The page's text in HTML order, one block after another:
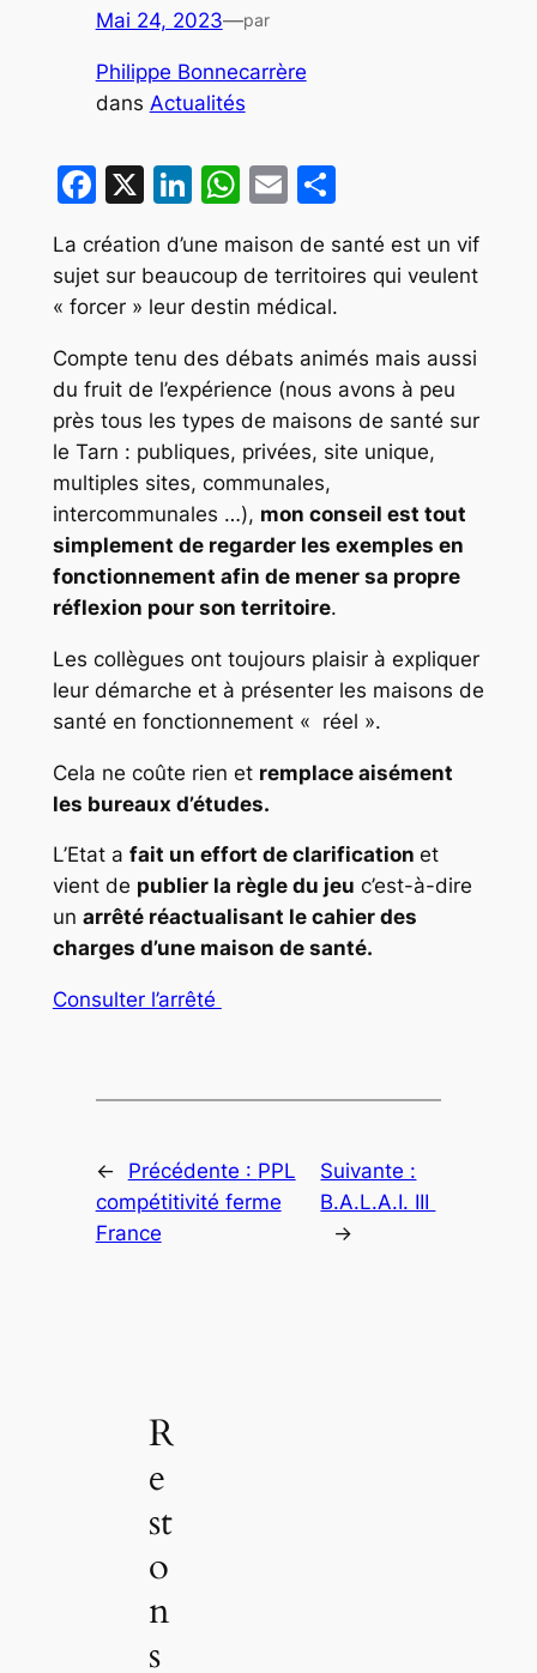
Mai 24, 2023—par
Philippe Bonnecarrère
dans Actualités
Facebook
X LinkedIn
WhatsApp
EmailPartager
La création d’une maison de santé est un vif
sujet sur beaucoup de territoires qui veulent
« forcer » leur destin médical.
Compte tenu des débats animés mais aussi
du fruit de l’expérience (nous avons à peu
près tous les types de maisons de santé sur
le Tarn : publiques, privées, site unique,
multiples sites, communales,
intercommunales …), mon conseil est tout
simplement de regarder les exemples en
fonctionnement afin de mener sa propre
réflexion pour son territoire.
Les collègues ont toujours plaisir à expliquer
leur démarche et à présenter les maisons de
santé en fonctionnement « réel ».
Cela ne coûte rien et remplace aisément
les bureaux d’études.
L’Etat a fait un effort de clarification et
vient de publier la règle du jeu c’est-à-dire
un arrêté réactualisant le cahier des
charges d’une maison de santé.
Consulter l’arrêté
← Précédente : PPL
compétitivité ferme
France
Suivante :
B.A.L.A.I. III
→
R
e
st
o
n
s